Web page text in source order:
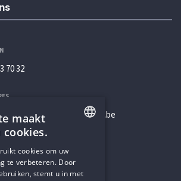
70 32
4
2000
DUTCH
maakt
cookies.
cookies om uw
te verbeteren. Door
stemt u in met